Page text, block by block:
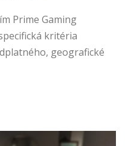
Prime Gaming
kritéria
geografické